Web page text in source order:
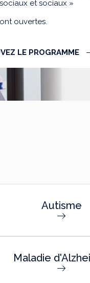
et sociaux »
ouvertes.
LE PROGRAMME
Autisme
Maladie